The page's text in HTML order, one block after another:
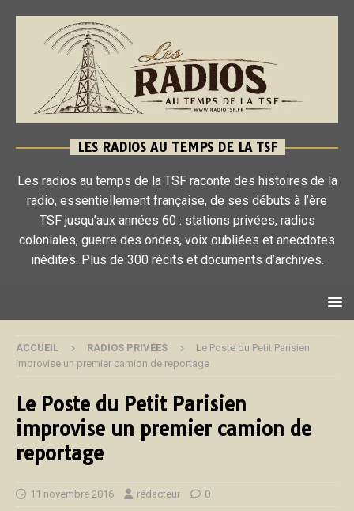
LES RADIOS AU TEMPS DE LA TSF
Les radios au temps de la TSF raconte des histoires de la
radio, essentiellement française, de ses débuts à l’ère
TSF jusqu’aux années 60 : stations privées, radios
coloniales, guerre des ondes, voix oubliées et anecdotes
inédites. Plus de 300 récits et documents d’archives.
ACCUEIL RADIOS PRIVÉES
Le Poste du Petit Parisien
improvise un premier camion de reportage
Le Poste du Petit Parisien
improvise un premier camion de
reportage
11 novembre 2016 rédacteur 0